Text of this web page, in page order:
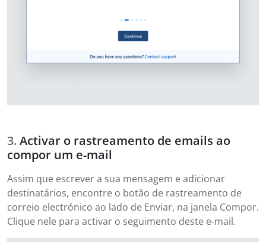
Activar o rastreamento de emails ao
compor um e-mail
Assim que escrever a sua mensagem e adicionar
destinatários, encontre o botão de rastreamento de
correio electrónico ao lado de Enviar, na janela Compor.
Clique nele para activar o seguimento deste e-mail.